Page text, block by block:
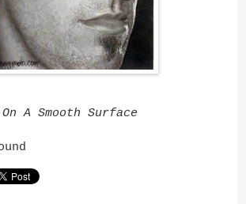
A Smooth Surface